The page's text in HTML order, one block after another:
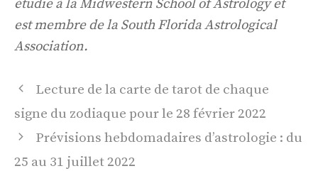
étudie à la Midwestern School of Astrology et
est membre de la South Florida Astrological
Association.
Navigation
des
articles
Lecture de la carte de tarot de chaque
signe du zodiaque pour le 28 février 2022
Prévisions hebdomadaires d’astrologie : du
25 au 31 juillet 2022